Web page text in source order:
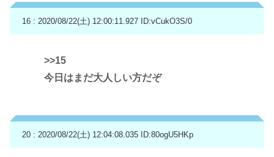
16 : 2020/08/22(土) 12:00:11.927 ID:vCukO3S/0
>>15
今日はまだ大人しい方だぞ
20 : 2020/08/22(土) 12:04:08.035 ID:80ogU5HKp